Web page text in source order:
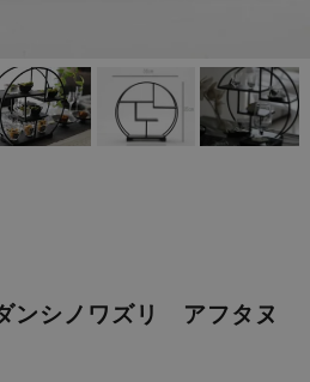
ンシノワズリ アフタヌ